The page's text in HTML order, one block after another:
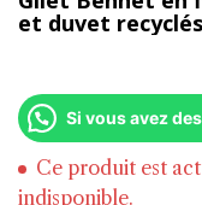
et duvet
Si vous avez
Ce produit est
indisponible.